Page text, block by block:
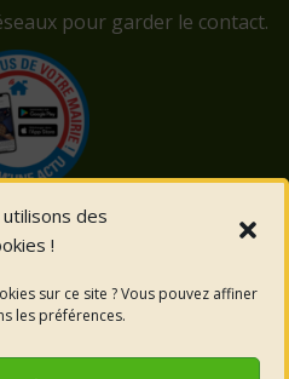
des
!
sur ce site ? Vous pouvez affiner
les préférences.
pour garder le contact.
Un service proposé
légales